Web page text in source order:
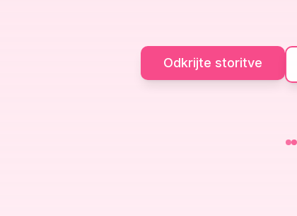
Odkrijte storitve